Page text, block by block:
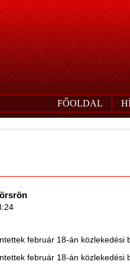
FŐOLDAL
február 18-án közlekedési
február 18-án közlekedési